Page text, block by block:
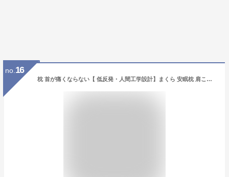
no. 16
枕 首が痛くならない【 低反発・人間工学設計】まくら 安眠枕 肩こり対策 横向き 仰向け うつ伏せ 対応 60D 高密度 3D構造 快眠枕 通気性 高さ調節(6cm/10cm/2段階) 洗えるカバー ギフト 誕生日 母の日 父の日 プレゼント (50x30cm) オートミールグレー